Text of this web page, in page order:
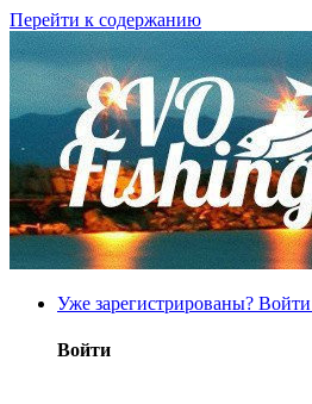
Перейти к содержанию
Уже зарегистрированы? Войти
Войти